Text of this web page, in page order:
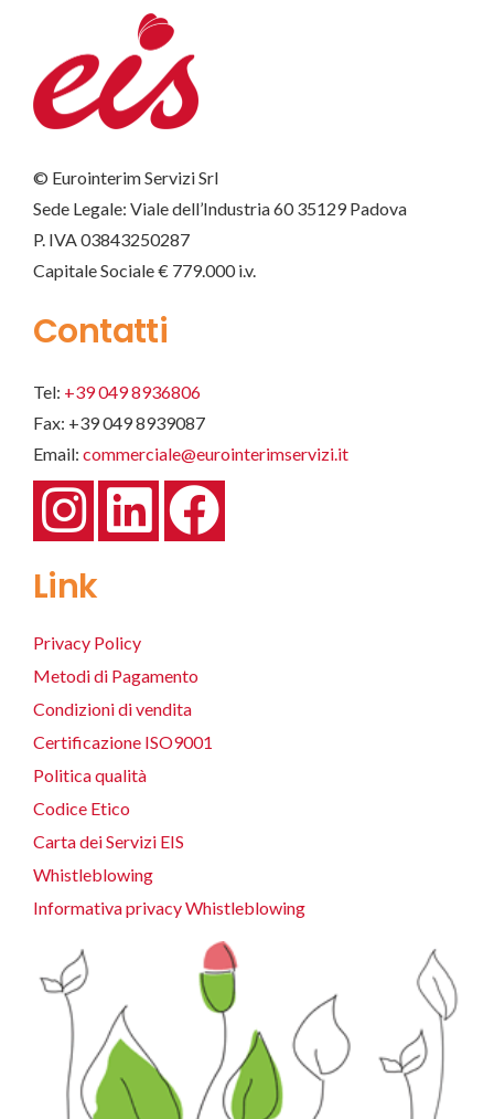
© Eurointerim Servizi Srl
Sede Legale: Viale dell’Industria 60 35129 Padova
P. IVA 03843250287
Capitale Sociale € 779.000 i.v.
Contatti
Tel: +39 049 8936806
Fax: +39 049 8939087
Email: commerciale@eurointerimservizi.it
Link
Privacy Policy
Metodi di Pagamento
Condizioni di vendita
Certificazione ISO9001
Politica qualità
Codice Etico
Carta dei Servizi EIS
Whistleblowing
Informativa privacy Whistleblowing